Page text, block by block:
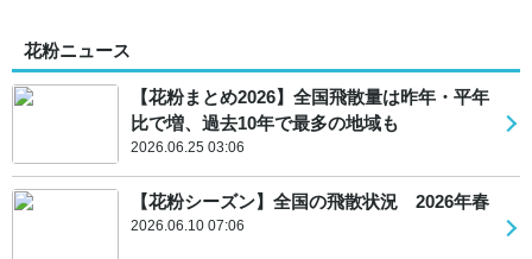
花粉ニュース
【花粉まとめ2026】全国飛散量は昨年・平年
比で増、過去10年で最多の地域も
2026.06.25 03:06
【花粉シーズン】全国の飛散状況 2026年春
2026.06.10 07:06